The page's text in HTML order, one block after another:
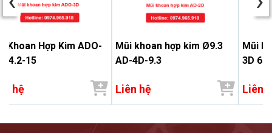
Khoan Hợp Kim ADO-
14.2-15
hệ
Mũi khoan hợp kim Ø9.3
AD-4D-9.3
Liên hệ
Mũi
3D
Liên